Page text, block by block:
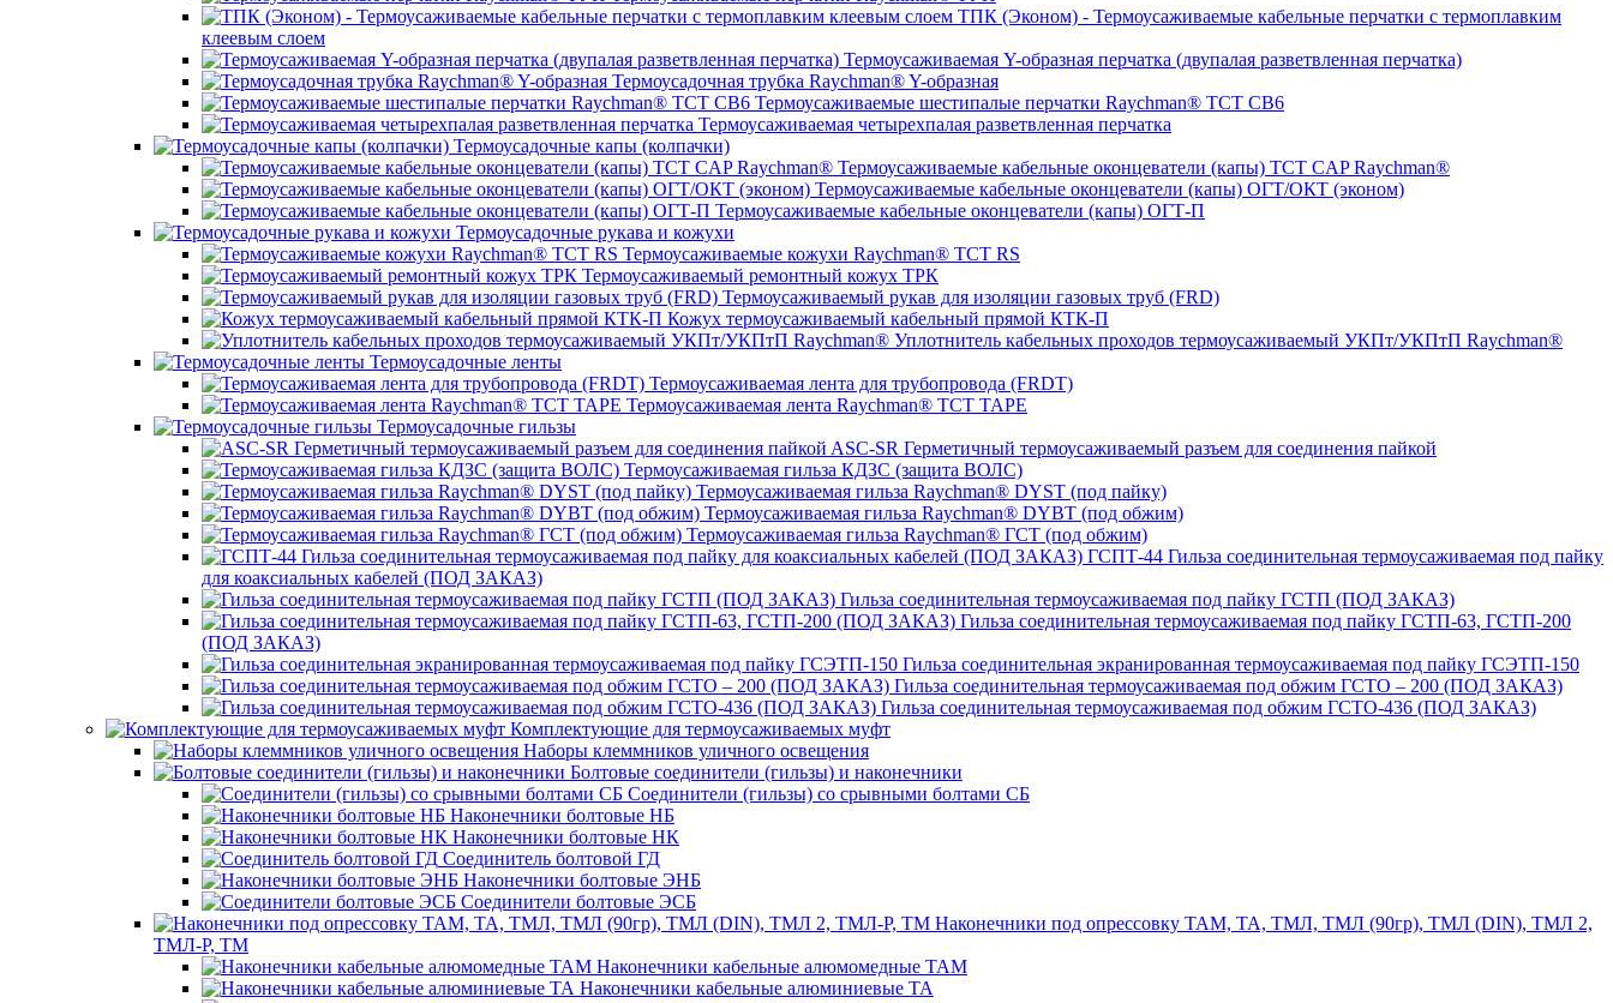
ТПК (Эконом) - Термоусаживаемые кабельные перчатки с термоплавким
клеевым слоем
Термоусаживаемая Y-образная перчатка (двупалая разветвленная перчатка)
Термоусадочная трубка Raychman® Y-образная
Термоусаживаемые шестипалые перчатки Raychman® ТСТ СВ6
Термоусаживаемая четырехпалая разветвленная перчатка
Термоусадочные капы (колпачки)
Термоусаживаемые кабельные оконцеватели (капы) ТCT CAP Raychman®
Термоусаживаемые кабельные оконцеватели (капы) ОГТ/ОКТ (эконом)
Термоусаживаемые кабельные оконцеватели (капы) ОГТ-П
Термоусадочные рукава и кожухи
Термоусаживаемые кожухи Raychman® TCT RS
Термоусаживаемый ремонтный кожух ТРК
Термоусаживаемый рукав для изоляции газовых труб (FRD)
Кожух термоусаживаемый кабельный прямой КТК-П
Уплотнитель кабельных проходов термоусаживаемый УКПт/УКПтП Raychman®
Термоусадочные ленты
Термоусаживаемая лента для трубопровода (FRDT)
Термоусаживаемая лента Raychman® TCT TAPE
Термоусадочные гильзы
ASC‐SR Герметичный термоусаживаемый разъем для соединения пайкой
Термоусаживаемая гильза КДЗС (защита ВОЛС)
Термоусаживаемая гильза Raychman® DYST (под пайку)
Термоусаживаемая гильза Raychman® DYBT (под обжим)
Термоусаживаемая гильза Raychman® ГСТ (под обжим)
ГСПТ-44 Гильза соединительная термоусаживаемая под пайку
для коаксиальных кабелей (ПОД ЗАКАЗ)
Гильза соединительная термоусаживаемая под пайку ГСТП (ПОД ЗАКАЗ)
Гильза соединительная термоусаживаемая под пайку ГСТП-63, ГСТП-200
(ПОД ЗАКАЗ)
Гильза соединительная экранированная термоусаживаемая под пайку ГСЭТП-150
Гильза соединительная термоусаживаемая под обжим ГСТО – 200 (ПОД ЗАКАЗ)
Гильза соединительная термоусаживаемая под обжим ГСТО-436 (ПОД ЗАКАЗ)
Комплектующие для термоусаживаемых муфт
Наборы клеммников уличного освещения
Болтовые соединители (гильзы) и наконечники
Соединители (гильзы) со срывными болтами СБ
Наконечники болтовые НБ
Наконечники болтовые НК
Соединитель болтовой ГД
Наконечники болтовые ЭНБ
Соединители болтовые ЭСБ
Наконечники под опрессовку ТАМ, ТА, ТМЛ, ТМЛ (90гр), ТМЛ (DIN), ТМЛ 2,
ТМЛ-Р, ТМ
Наконечники кабельные алюмомедные ТАМ
Наконечники кабельные алюминиевые ТА